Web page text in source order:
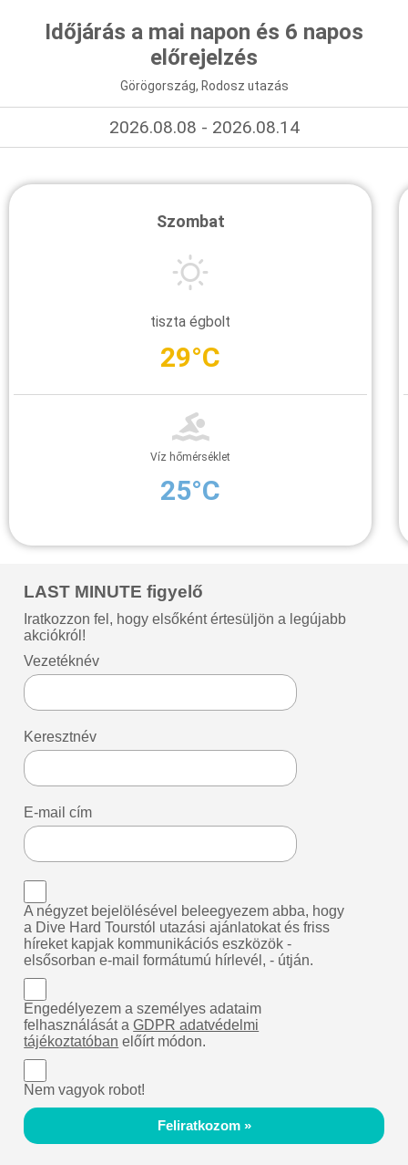
Időjárás a mai napon és 6 napos
előrejelzés
Görögország, Rodosz utazás
2026.08.08 - 2026.08.14
Szombat
tiszta égbolt
29°C
Víz hőmérséklet
25°C
LAST MINUTE figyelő
Iratkozzon fel, hogy elsőként értesüljön a legújabb
akciókról!
Vezetéknév
Keresztnév
E-mail cím
A négyzet bejelölésével beleegyezem abba, hogy
a Dive Hard Tourstól utazási ajánlatokat és friss
híreket kapjak kommunikációs eszközök -
elsősorban e-mail formátumú hírlevél, - útján.
Engedélyezem a személyes adataim
felhasználását aGDPR adatvédelmi
tájékoztatóban előírt módon.
Nem vagyok robot!
Feliratkozom »